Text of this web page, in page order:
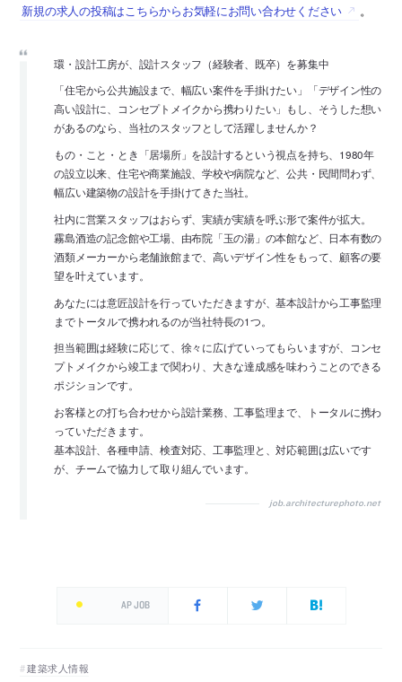
新規の求人の投稿はこちらからお気軽にお問い合わせください
。
環・設計工房が、設計スタッフ（経験者、既卒）を募集中
「住宅から公共施設まで、幅広い案件を手掛けたい」「デザイン性の
高い設計に、コンセプトメイクから携わりたい」もし、そうした想い
があるのなら、当社のスタッフとして活躍しませんか？
もの・こと・とき「居場所」を設計するという視点を持ち、1980年
の設立以来、住宅や商業施設、学校や病院など、公共・民間問わず、
幅広い建築物の設計を手掛けてきた当社。
社内に営業スタッフはおらず、実績が実績を呼ぶ形で案件が拡大。
霧島酒造の記念館や工場、由布院「玉の湯」の本館など、日本有数の
酒類メーカーから老舗旅館まで、高いデザイン性をもって、顧客の要
望を叶えています。
あなたには意匠設計を行っていただきますが、基本設計から工事監理
までトータルで携われるのが当社特長の1つ。
担当範囲は経験に応じて、徐々に広げていってもらいますが、コンセ
プトメイクから竣工まで関わり、大きな達成感を味わうことのできる
ポジションです。
お客様との打ち合わせから設計業務、工事監理まで、トータルに携わ
っていただきます。
基本設計、各種申請、検査対応、工事監理と、対応範囲は広いです
が、チームで協力して取り組んでいます。
job.architecturephoto.net
AP JOB
建築求人情報